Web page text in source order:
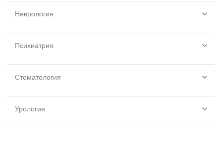
Неврология
Психиатрия
Стоматология
Урология